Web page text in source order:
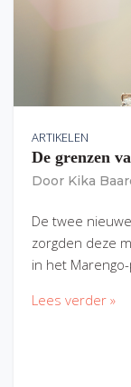
ARTIKELEN
De grenzen
Door Kika
De twee
zorgden deze
in het
Lees verder »